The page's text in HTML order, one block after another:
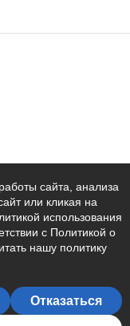
сайта, анализа
или кликая на
использования
с Политикой о
нашу политику
Отказаться